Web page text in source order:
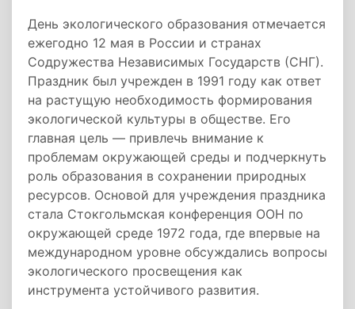
День экологического образования отмечается
ежегодно 12 мая в России и странах
Содружества Независимых Государств (СНГ).
Праздник был учрежден в 1991 году как ответ
на растущую необходимость формирования
экологической культуры в обществе. Его
главная цель — привлечь внимание к
проблемам окружающей среды и подчеркнуть
роль образования в сохранении природных
ресурсов. Основой для учреждения праздника
стала Стокгольмская конференция ООН по
окружающей среде 1972 года, где впервые на
международном уровне обсуждались вопросы
экологического просвещения как
инструмента устойчивого развития.